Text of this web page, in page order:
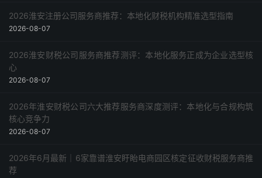
2026淮安注册公司服务商推荐：本地化财税机构精准选型指南
2026-08-07
2026淮安财税公司服务商推荐测评：本地化服务正成为企业选型核
心
2026-08-07
2026年淮安财税公司六大推荐服务商深度测评：本地化与合规构筑
核心竞争力
2026-08-07
2026年6月最新｜6家靠谱淮安盱眙电商园区核定征收财税服务商推
荐